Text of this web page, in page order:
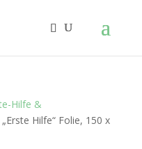
Hilfe &
Hilfe“ Folie, 150 x